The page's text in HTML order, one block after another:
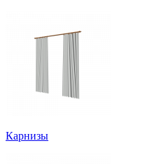
Карнизы